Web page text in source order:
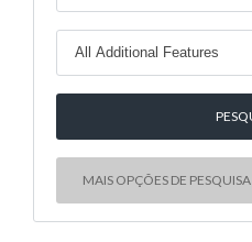
MAIS OPÇÕES DE PESQUISA